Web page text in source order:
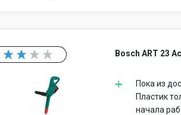
Bosch ART 23
Пока из
Пластик
начала